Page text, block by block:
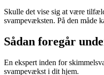
Skulle det vise sig at være
svampevæksten. På den måde
Sådan foregår
En ekspert inden for
svampevækst i dit hjem.